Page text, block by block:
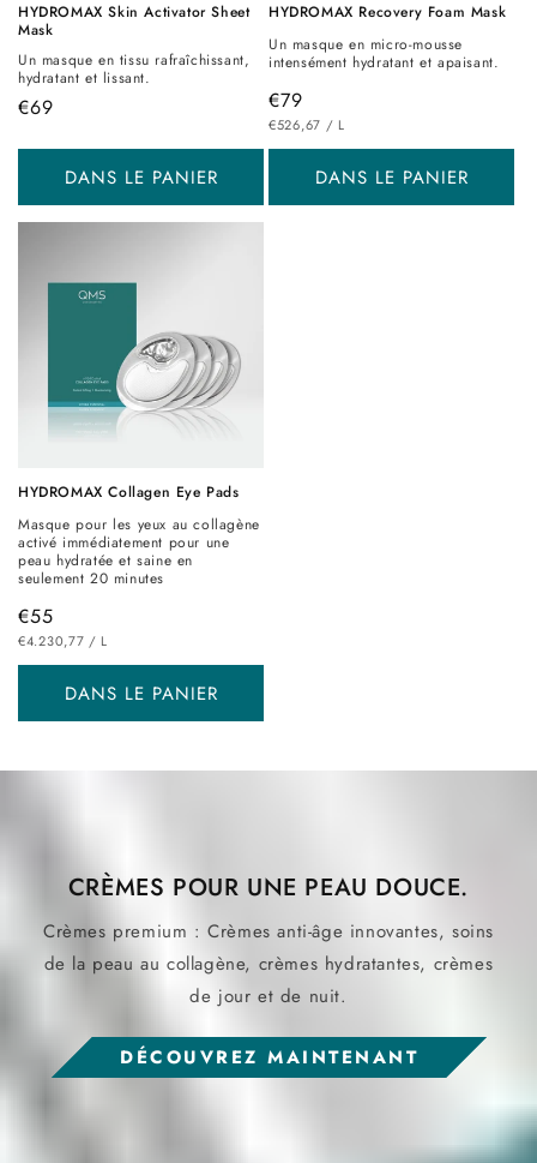
HYDROMAX Skin Activator Sheet
Mask
Un masque en tissu rafraîchissant,
hydratant et lissant.
Prix
€69
DANS LE PANIER
HYDROMAX Recovery Foam Mask
Un masque en micro-mousse
intensément hydratant et apaisant.
Prix
habituel
€79
PRIX
€526,67 / PAR
L
DANS LE PANIER
HYDROMAX Collagen Eye Pads
Masque pour les yeux au collagène
activé immédiatement pour une
peau hydratée et saine en
seulement 20 minutes
Prix
habituel
€55
PRIX
€4.230,77 / PAR
L
DANS LE PANIER
CRÈMES POUR UNE PEAU DOUCE.
Crèmes premium : Crèmes anti-âge innovantes, soins
de la peau au collagène, crèmes hydratantes, crèmes
de jour et de nuit.
DÉCOUVREZ MAINTENANT